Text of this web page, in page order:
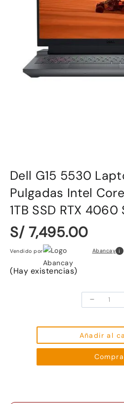
Dell G15 5530
Pulgadas Intel
1TB SSD RTX
S/ 7,495.00
Vendido por Abancay i
(Hay existencias)
-
Dell
G15
15.6
Añadir al